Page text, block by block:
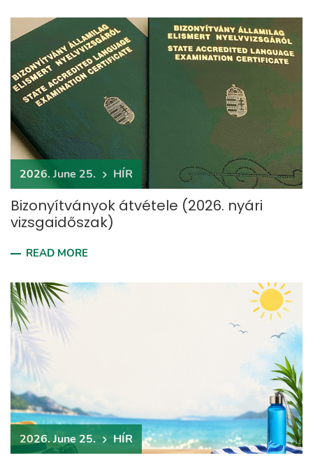
2026. June 25. HÍR
Bizonyítványok átvétele (2026. nyári
vizsgaidőszak)
READ MORE
2026. June 25. HÍR